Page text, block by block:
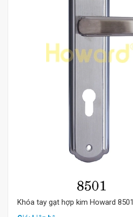
Khóa tay gạt hợp kim Howard 8501